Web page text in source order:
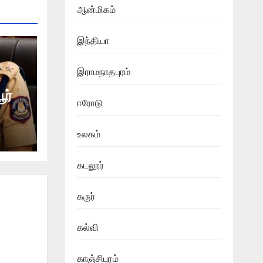
ஆன்மிகம்
இந்தியா
இராமநாதபுரம்
ஈரோடு
உலகம்
கடலூர்
கருர்
கல்வி
காஞ்சிபுரம்